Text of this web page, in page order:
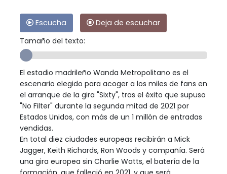
Escucha
Deja de escuchar
Tamaño del texto:
El estadio madrileño Wanda Metropolitano es el
escenario elegido para acoger a los miles de fans en
el arranque de la gira "Sixty", tras el éxito que supuso
"No Filter" durante la segunda mitad de 2021 por
Estados Unidos, con más de un 1 millón de entradas
vendidas.
En total diez ciudades europeas recibirán a Mick
Jagger, Keith Richards, Ron Woods y compañía. Será
una gira europea sin Charlie Watts, el batería de la